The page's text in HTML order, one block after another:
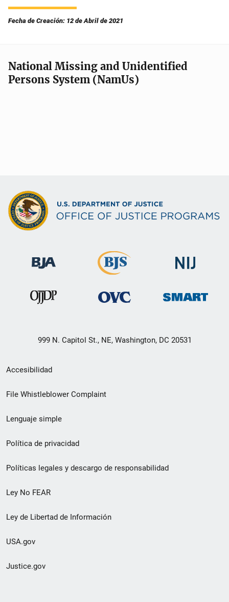
Fecha de Creación: 12 de Abril de 2021
National Missing and Unidentified
Persons System (NamUs)
999 N. Capitol St., NE, Washington, DC 20531
Menú
de
de
pie
de
página
Accesibilidad
File Whistleblower Complaint
Lenguaje simple
Política de privacidad
Políticas legales y descargo de responsabilidad
Ley No FEAR
Ley de Libertad de Información
USA.gov
Justice.gov